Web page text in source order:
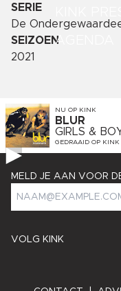
AGENDA
SERIE
De
SEIZOEN
2021
NU OP KINK
BLUR
GIRLS &
GEDRAAID OP KINK
VOLG KINK
MELD JE AAN VOOR